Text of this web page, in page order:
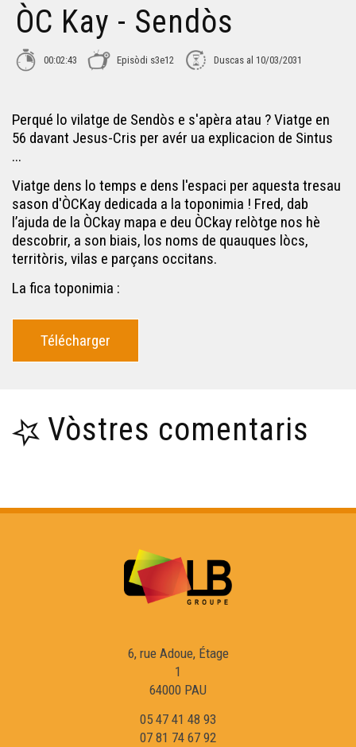
ÒC Kay - Perigòrd
ÒC Kay - Cròs-Manhon
ÒC Kay - Montsegur
ÒC Kay - Los noms en -AC
ÒC Kay - Castelnau
OC Kay - Vilanuèva d'Òut
ÒC Kay - País de las Serras
ÒC Kay - Cròc
ÒC Kay - Sendòs
00:02:43 Episòdi s3e12 Duscas al 10/03/2031
Perqué lo vilatge de Sendòs e s'apèra atau ? Viatge en
56 davant Jesus-Cris per avér ua explicacion de Sintus
...
Viatge dens lo temps e dens l'espaci per aquesta tresau
sason d'ÒCKay dedicada a la toponimia ! Fred, dab
l’ajuda de la ÒCkay mapa e deu ÒCkay relòtge nos hè
descobrir, a son biais, los noms de quauques lòcs,
territòris, vilas e parçans occitans.
La fica toponimia :
Télécharger
Vòstres comentaris
6, rue Adoue, Étage
1
64000 PAU
05 47 41 48 93
07 81 74 67 92